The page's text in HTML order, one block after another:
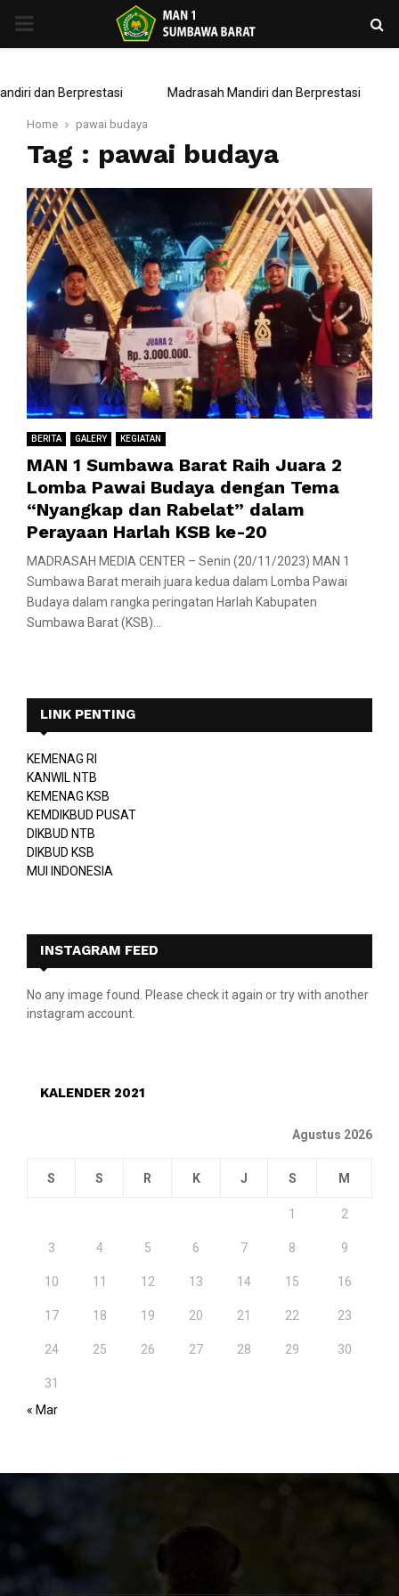
PRIMARY
dan Berprestasi Madrasah Mandiri dan Berprestasi
Home pawai budaya
Tag : pawai budaya
BERITA GALERY KEGIATAN
MAN 1 Sumbawa Barat Raih Juara 2
Lomba Pawai Budaya dengan Tema
“Nyangkap dan Rabelat” dalam
Perayaan Harlah KSB ke-20
MADRASAH MEDIA CENTER – Senin (20/11/2023) MAN 1
Sumbawa Barat meraih juara kedua dalam Lomba Pawai
Budaya dalam rangka peringatan Harlah Kabupaten
Sumbawa Barat (KSB)...
LINK PENTING
KEMENAG RI
KANWIL NTB
KEMENAG KSB
KEMDIKBUD PUSAT
DIKBUD NTB
DIKBUD KSB
MUI INDONESIA
INSTAGRAM FEED
No any image found. Please check it again or try with another
instagram account.
KALENDER 2021
Agustus 2026
S S R K J S M
1 2
3 4 5 6 7 8 9
10 11 12 13 14 15 16
17 18 19 20 21 22 23
24 25 26 27 28 29 30
31
« Mar